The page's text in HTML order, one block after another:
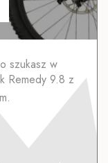
szukasz w
Remedy 9.8 z